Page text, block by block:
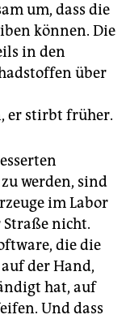
um, dass die
können. Die
in den
über
er stirbt früher.
werden, sind
im Labor
nicht.
die die
der Hand,
hat, auf
Und dass